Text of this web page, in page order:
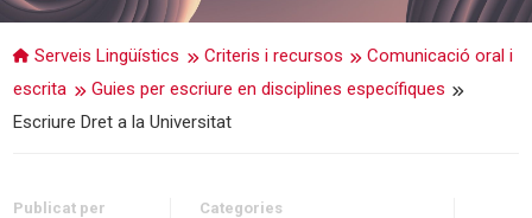
Serveis Lingüístics Criteris i recursos
Comunicació oral i
escrita
Guies per escriure en disciplines específiques
Escriure Dret a la Universitat
Publicat per
Categories